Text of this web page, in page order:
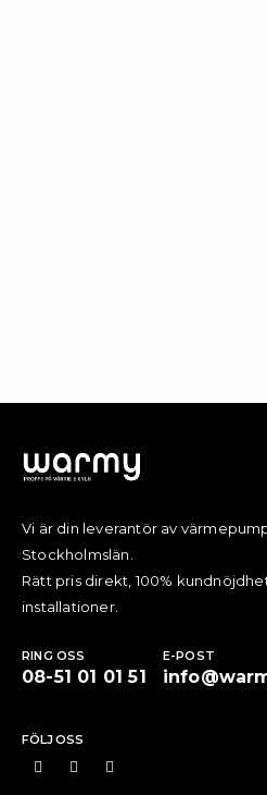
Vi är din leverantör av
Stockholmslän.
Rätt pris direkt, 100%
installationer.
RING OSS
08-51 01 01 51
E-POST
FÖLJ OSS